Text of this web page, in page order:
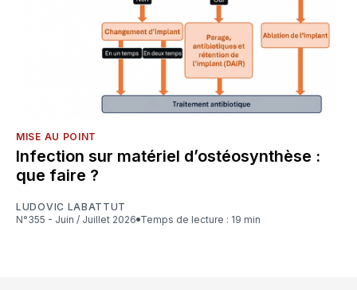
MISE AU POINT
Infection sur matériel d’ostéosynthèse :
que faire ?
LUDOVIC LABATTUT
N°355 - Juin / Juillet 2026
Temps de lecture : 19 min